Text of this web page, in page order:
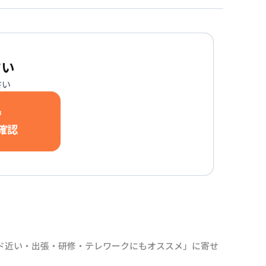
認
い・出張・研修・テレワークにもオススメ」に寄せ